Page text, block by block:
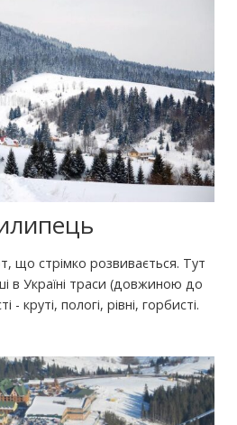
що стрімко розвивається. Тут
в Україні траси (довжиною до
- круті, пологі, рівні, горбисті.